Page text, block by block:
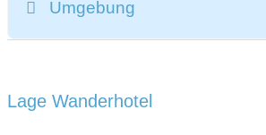
Umgebung
Lage Wanderhotel